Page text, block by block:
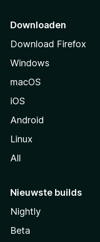
p
g
i
Downloaden
Download Firefox
Windows
macOS
iOS
Android
Linux
All
Nieuwste builds
Nightly
Beta